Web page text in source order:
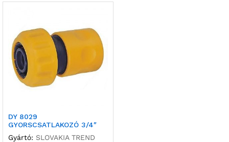
DY 8029
GYORSCSATLAKOZÓ 3/4″
Gyártó: SLOVAKIA TREND